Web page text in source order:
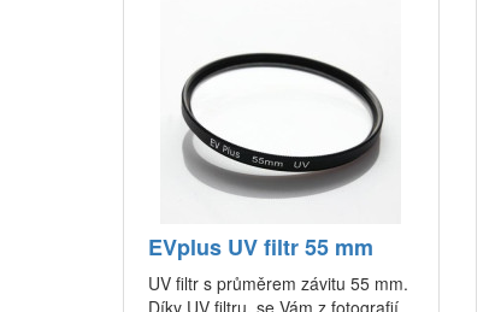
EVplus UV filtr 55 mm
UV filtr s průměrem závitu 55 mm.
Díky UV filtru, se Vám z fotografií